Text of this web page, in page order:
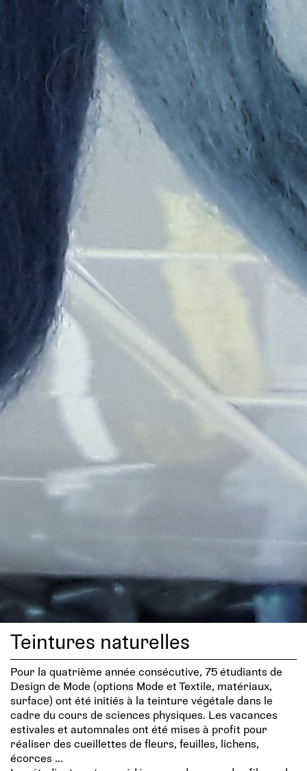
Teintures naturelles
Pour la quatrième année consécutive, 75 étudiants de
Design de Mode (options Mode et Textile, matériaux,
surface) ont été initiés à la teinture végétale dans le
cadre du cours de sciences physiques. Les vacances
estivales et automnales ont été mises à profit pour
réaliser des cueillettes de fleurs, feuilles, lichens,
écorces ...